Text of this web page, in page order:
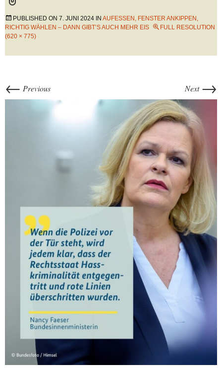
PUBLISHED ON 7. JUNI 2024 IN AUFESSEN, FENSTER ANKIPPEN,
RICHTIG WÄHLEN – DANN GIBT’S AUCH MEHR EIS
FULL RESOLUTION
(620 × 775)
← Previous Next →